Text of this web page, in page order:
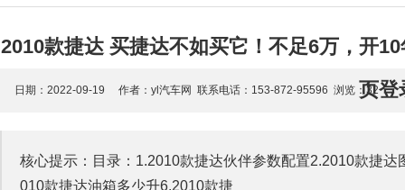
2010款捷达 买捷达不如买它！不足6万，开
页登
日期：2022-09-19 作者：yl汽车网 联系电话：153-872-95596 浏览：32
核心提示：目录：1.2010款捷达伙伴参数配置2.2010款捷
010款捷达油箱多少升6.2010款捷